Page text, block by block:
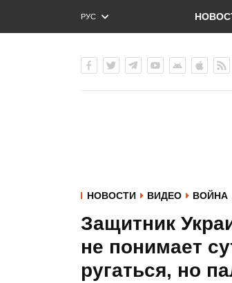
РУС
ENG
НОВОСТИ ВИДЕО ВОЙНА
Защитник
не понимает
ругаться, но